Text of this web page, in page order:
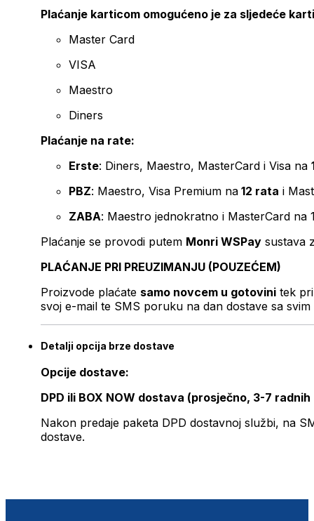
Plaćanje karticom omogućeno je za sljedeće
Master Card
VISA
Maestro
Diners
Plaćanje na rate:
Erste: Diners, Maestro, MasterCard i Visa na
PBZ: Maestro, Visa Premium na 12 rata i
ZABA: Maestro jednokratno i MasterCard na
Plaćanje se provodi putem Monri WSPay sustava
PLAĆANJE PRI PREUZIMANJU (POUZEĆEM)
Proizvode plaćate samo novcem u gotovini tek
svoj e-mail te SMS poruku na dan dostave sa svim
Detalji opcija brze dostave
Opcije dostave:
DPD ili BOX NOW dostava (prosječno, 3-7 radnih
Nakon predaje paketa DPD dostavnoj službi, na
dostave.